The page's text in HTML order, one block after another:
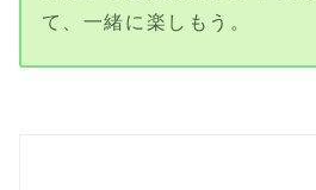
て、一緒に楽しもう。